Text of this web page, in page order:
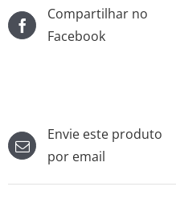
Compartilhar no
Facebook
Envie este produto
por email